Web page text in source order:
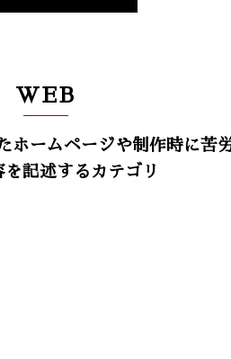
WEB
ホームページや制作時に苦
を記述するカテゴリ